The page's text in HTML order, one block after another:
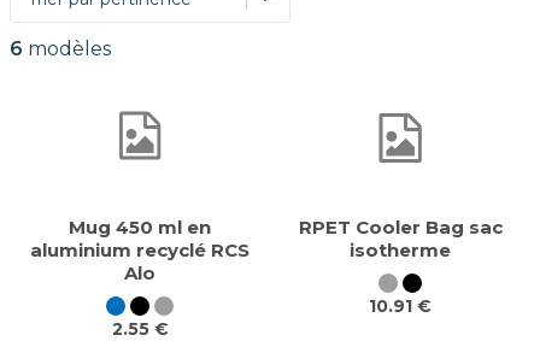
6 modèles
Mug 450 ml en
aluminium recyclé RCS
Alo
2.55 €
RPET Cooler Bag sac
isotherme
10.91 €